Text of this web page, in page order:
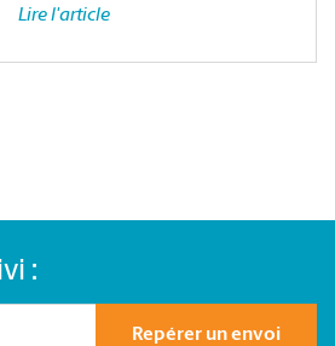
Lire l'article
:
Repérer un envoi